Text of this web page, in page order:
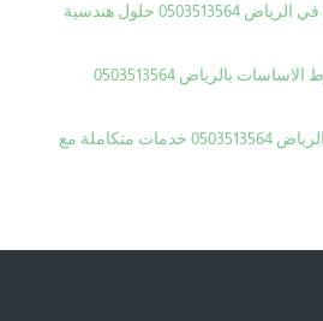
معالجة هبوط الأساسات في الرياض 0503513564 حلول هندسية
خدمات اصلاح وعلاج هبوط الاساسات بالرياض 0503513564
حلول هبوط الاساسات بالرياض 0503513564 خدمات متكاملة مع